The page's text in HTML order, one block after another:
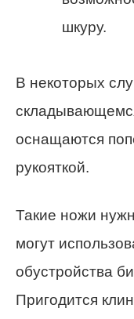
шкуру.
В некоторых
оснащаются
рукояткой.
Такие ножи
могут
обустройства
Пригодится